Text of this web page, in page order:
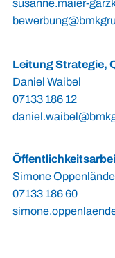
susanne.maier-
Leitung Strategie,
Daniel Waibel
07133 186 12
Simone
07133 186 60